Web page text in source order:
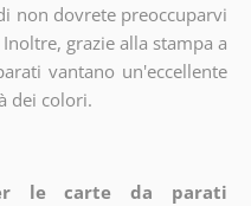
non dovrete preoccuparvi
grazie alla stampa a
vantano un'eccellente
dei colori.
le carte da parati